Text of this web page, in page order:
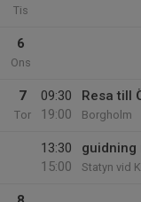
Tis
6
Ons
7
Tor
09:30
19:00
Resa till
Borgholm
13:30
15:00
guidning
Statyn vid